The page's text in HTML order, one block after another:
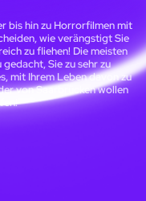
bis hin zu Horrorfilmen mit
wie verängstigt Sie
zu fliehen! Die meisten
Sie zu sehr zu
mit Ihrem Leben davon zu
von Saarbrücken wollen